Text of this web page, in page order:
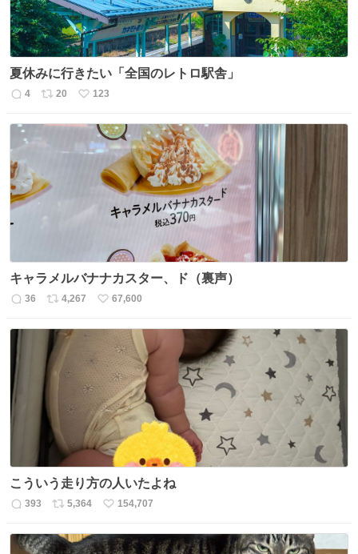
夏休みに行きたい「全国のレトロ駅舎」
返
4
リ
20
い
数
123
キャラメルバナナカスター、ド（裏声）
返
数
36
リ
ス
ト
数
4,267
い
67,600
こういう走り方の人いたよね
返
数
393
リ
ス
5,364
い
ね
154,707